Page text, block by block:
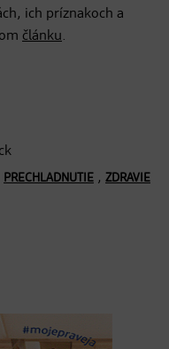
ich príznakoch a
článku.
PRECHLADNUTIE , ZDRAVIE